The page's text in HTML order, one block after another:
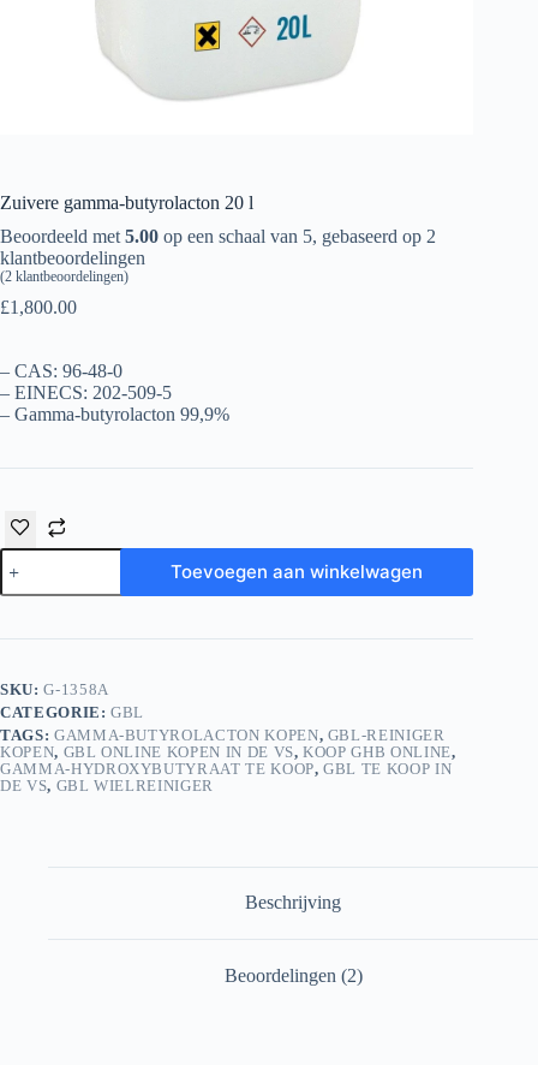
Zuivere gamma-butyrolacton 20 l
Beoordeeld met 5.00 op een schaal van 5, gebaseerd op 2
klantbeoordelingen
(2 klantbeoordelingen)
£1,800.00
– CAS: 96-48-0
– EINECS: 202-509-5
– Gamma-butyrolacton 99,9%
Pure
Gamma-
Butyrolactone
hoeveelheid
Toevoegen aan winkelwagen
SKU:G-1358A
CATEGORIE:GBL
TAGS: GAMMA-BUTYROLACTON KOPEN, GBL-REINIGER
KOPEN, GBL ONLINE KOPEN IN DE VS,KOOP GHB ONLINE,
GAMMA-HYDROXYBUTYRAAT TE KOOP,GBL TE KOOP IN
DE VS, GBL WIELREINIGER
Beschrijving
Beoordelingen (2)